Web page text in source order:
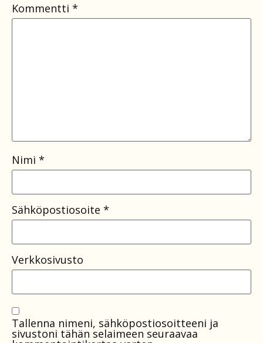
Kommentti *
Nimi *
Sähköpostiosoite *
Verkkosivusto
Tallenna nimeni, sähköpostiosoitteeni ja
sivustoni tähän selaimeen seuraavaa